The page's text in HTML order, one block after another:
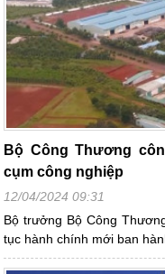
Bộ Công Thương
cụm công nghiệp
12/04/2024 09:31
Bộ trưởng Bộ Công
tục hành chính mới ban